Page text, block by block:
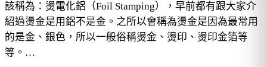
該稱為：燙電化鋁（Foil Stamping），早前都有跟大家介
紹過燙金是用鋁不是金。之所以會稱為燙金是因為最常用
的是金、銀色，所以一般俗稱燙金、燙印、燙印金箔等
等。…